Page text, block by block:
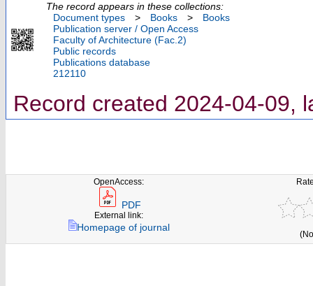
The record appears in these collections:
Document types
> Books >
Books
Publication server / Open Access
Faculty of Architecture (Fac.2)
Public records
Publications database
212110
Record created 2024-04-09,
OpenAccess:
PDF
External link:
Homepage of journal